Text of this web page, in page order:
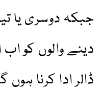
جبکہ دوسری یا
دینے والوں کو
ڈالر ادا کرنا